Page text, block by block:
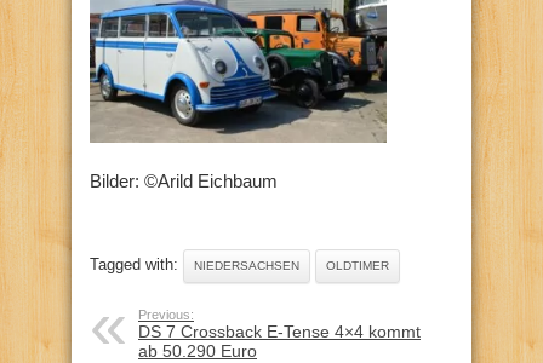
Bilder: ©Arild Eichbaum
Tagged with: NIEDERSACHSEN OLDTIMER
Previous:
DS 7 Crossback E-Tense 4×4 kommt
ab 50.290 Euro